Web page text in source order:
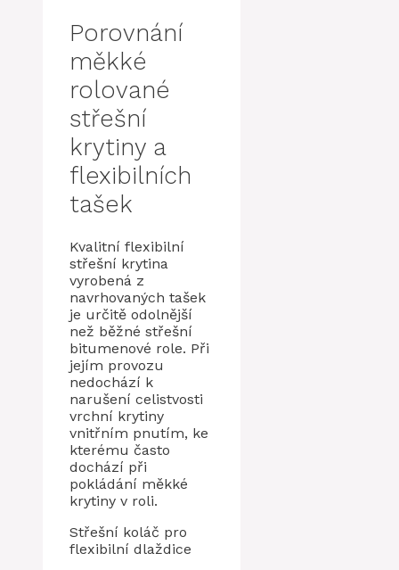
Porovnání
měkké
rolované
střešní
krytiny a
flexibilních
tašek
Kvalitní flexibilní
střešní krytina
vyrobená z
navrhovaných tašek
je určitě odolnější
než běžné střešní
bitumenové role. Při
jejím provozu
nedochází k
narušení celistvosti
vrchní krytiny
vnitřním pnutím, ke
kterému často
dochází při
pokládání měkké
krytiny v roli.
Střešní koláč pro
flexibilní dlaždice